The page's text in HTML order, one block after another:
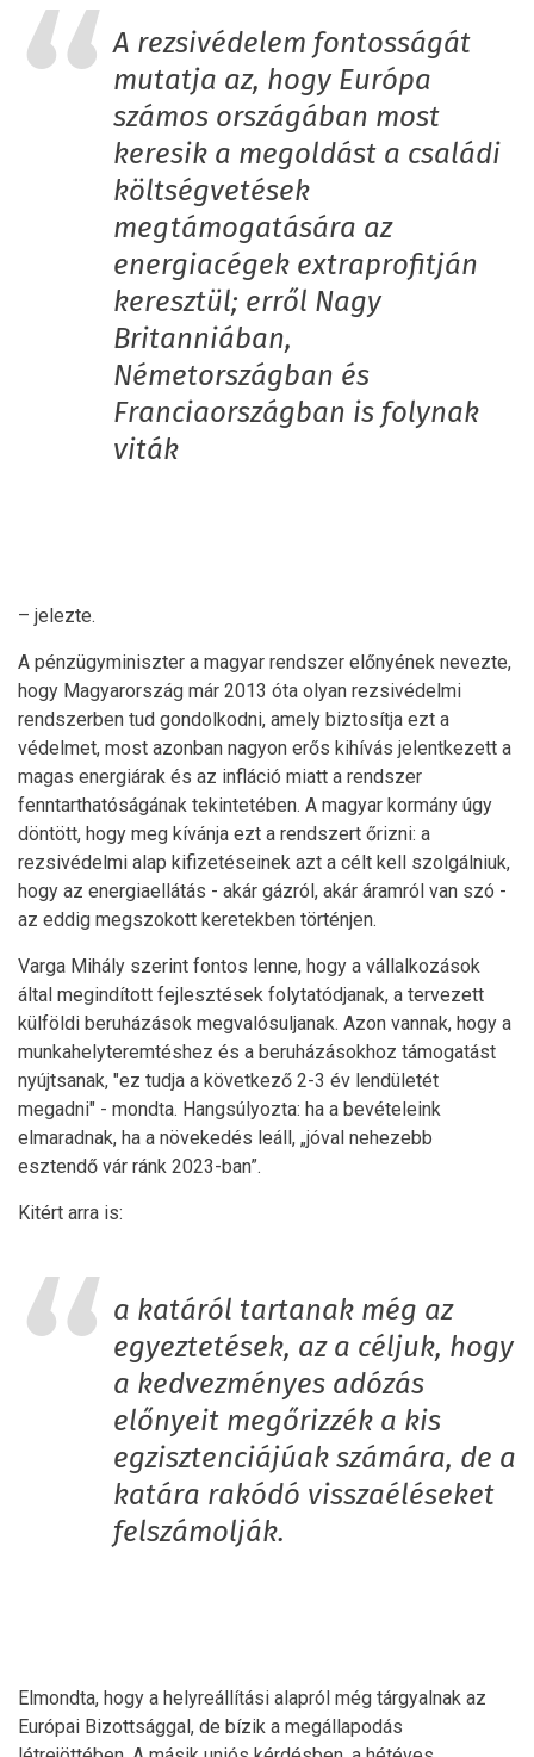
A rezsivédelem fontosságát
mutatja az, hogy Európa
számos országában most
keresik a megoldást a családi
költségvetések
megtámogatására az
energiacégek extraprofitján
keresztül; erről Nagy
Britanniában,
Németországban és
Franciaországban is folynak
viták
– jelezte.
A pénzügyminiszter a magyar rendszer előnyének nevezte,
hogy Magyarország már 2013 óta olyan rezsivédelmi
rendszerben tud gondolkodni, amely biztosítja ezt a
védelmet, most azonban nagyon erős kihívás jelentkezett a
magas energiárak és az infláció miatt a rendszer
fenntarthatóságának tekintetében. A magyar kormány úgy
döntött, hogy meg kívánja ezt a rendszert őrizni: a
rezsivédelmi alap kifizetéseinek azt a célt kell szolgálniuk,
hogy az energiaellátás - akár gázról, akár áramról van szó -
az eddig megszokott keretekben történjen.
Varga Mihály szerint fontos lenne, hogy a vállalkozások
által megindított fejlesztések folytatódjanak, a tervezett
külföldi beruházások megvalósuljanak. Azon vannak, hogy a
munkahelyteremtéshez és a beruházásokhoz támogatást
nyújtsanak, "ez tudja a következő 2-3 év lendületét
megadni" - mondta. Hangsúlyozta: ha a bevételeink
elmaradnak, ha a növekedés leáll, „jóval nehezebb
esztendő vár ránk 2023-ban”.
Kitért arra is:
a katáról tartanak még az
egyeztetések, az a céljuk, hogy
a kedvezményes adózás
előnyeit megőrizzék a kis
egzisztenciájúak számára, de a
katára rakódó visszaéléseket
felszámolják.
Elmondta, hogy a helyreállítási alapról még tárgyalnak az
Európai Bizottsággal, de bízik a megállapodás